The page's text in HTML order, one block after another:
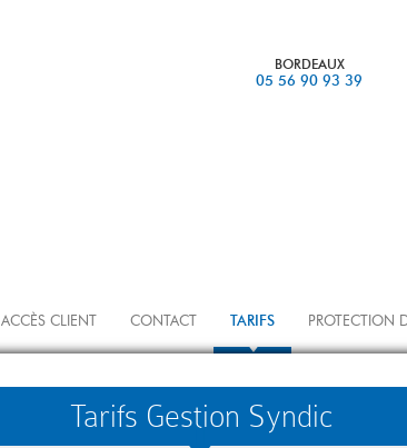
BORDEAUX
05 56 90 93 39
ACCÈS CLIENT CONTACT TARIFS PROTECTION
Tarifs Gestion Syndic